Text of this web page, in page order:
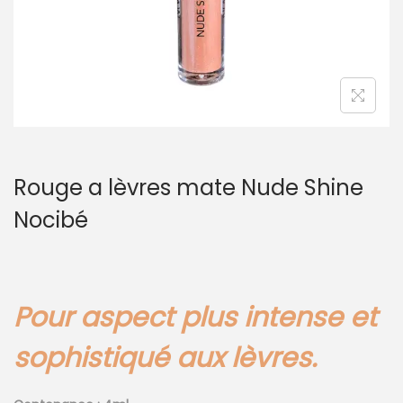
Rouge a lèvres mate Nude Shine
Nocibé
Pour aspect plus intense et
sophistiqué aux lèvres.